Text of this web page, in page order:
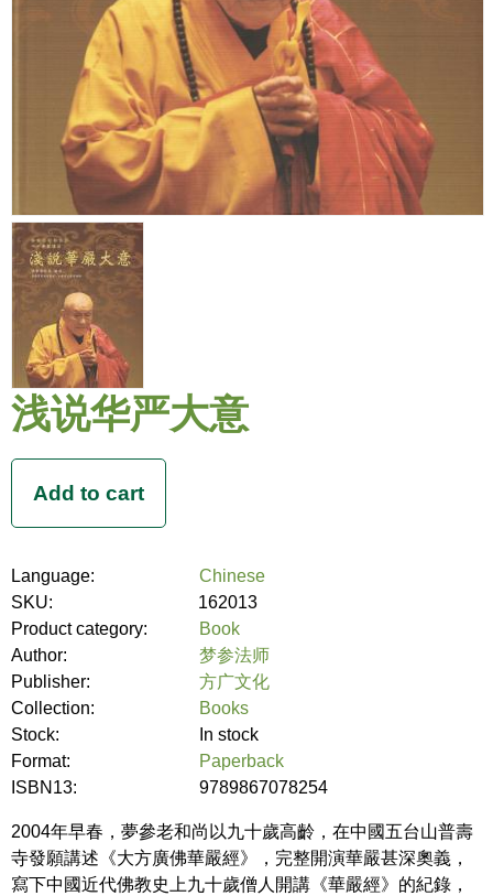
浅说华严大意
Language:
Chinese
SKU:
162013
Product category:
Book
Author:
梦参法师
Publisher:
方广文化
Collection:
Books
Stock:
In stock
Format:
Paperback
ISBN13:
9789867078254
2004年早春，夢參老和尚以九十歲高齡，在中國五台山普壽
寺發願講述《大方廣佛華嚴經》，完整開演華嚴甚深奧義，
寫下中國近代佛教史上九十歲僧人開講《華嚴經》的紀錄，